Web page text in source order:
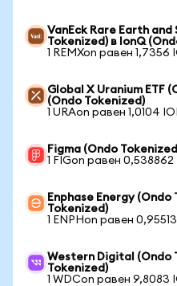
VanEck Rare Earth
Tokenized) в IonQ
1 REMXon равен 1,7356
Global X Uranium ETF
(Ondo Tokenized)
1 URAon равен 1,0104
Figma (Ondo
1 FIGon равен
Enphase Energy
Tokenized)
1 ENPHon равен
Western Digital (Ondo
Tokenized)
1 WDCon равен 9,8083